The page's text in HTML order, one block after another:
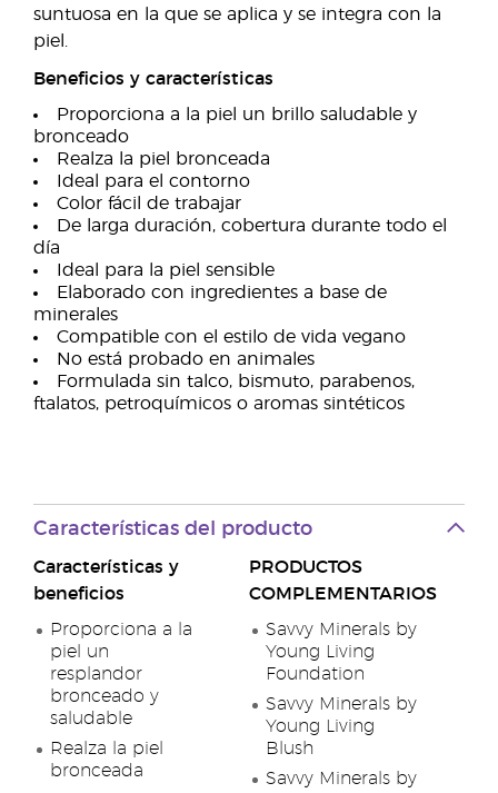
suntuosa en la que se aplica y se integra con la
piel.
Beneficios y características
Proporciona a la piel un brillo saludable y
bronceado
Realza la piel bronceada
Ideal para el contorno
Color fácil de trabajar
De larga duración, cobertura durante todo el
día
Ideal para la piel sensible
Elaborado con ingredientes a base de
minerales
Compatible con el estilo de vida vegano
No está probado en animales
Formulada sin talco, bismuto, parabenos,
ftalatos, petroquímicos o aromas sintéticos
Características del producto
Características y
beneficios
Proporciona a la
piel un
resplandor
bronceado y
saludable
Realza la piel
bronceada
PRODUCTOS
COMPLEMENTARIOS
Savvy Minerals by
Young Living
Foundation
Savvy Minerals by
Young Living
Blush
Savvy Minerals by